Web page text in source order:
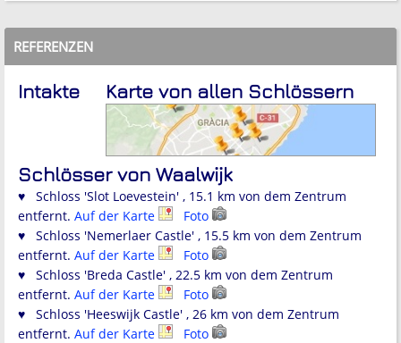
REFERENZEN
Karte von allen Schlössern
Intakte
Schlösser von Waalwijk
♥ Schloss 'Slot Loevestein' , 15.1 km von dem Zentrum
entfernt. Auf der Karte
Foto
♥ Schloss 'Nemerlaer Castle' , 15.5 km von dem Zentrum
entfernt. Auf der Karte
Foto
♥ Schloss 'Breda Castle' , 22.5 km von dem Zentrum
entfernt. Auf der Karte
Foto
♥ Schloss 'Heeswijk Castle' , 26 km von dem Zentrum
entfernt. Auf der Karte
Foto